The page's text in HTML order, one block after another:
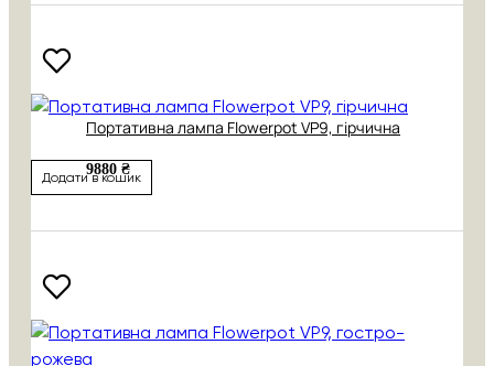
Портативна лампа Flowerpot VP9, гірчична
9880 ₴
Додати в кошик